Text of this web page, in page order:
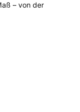
– von der